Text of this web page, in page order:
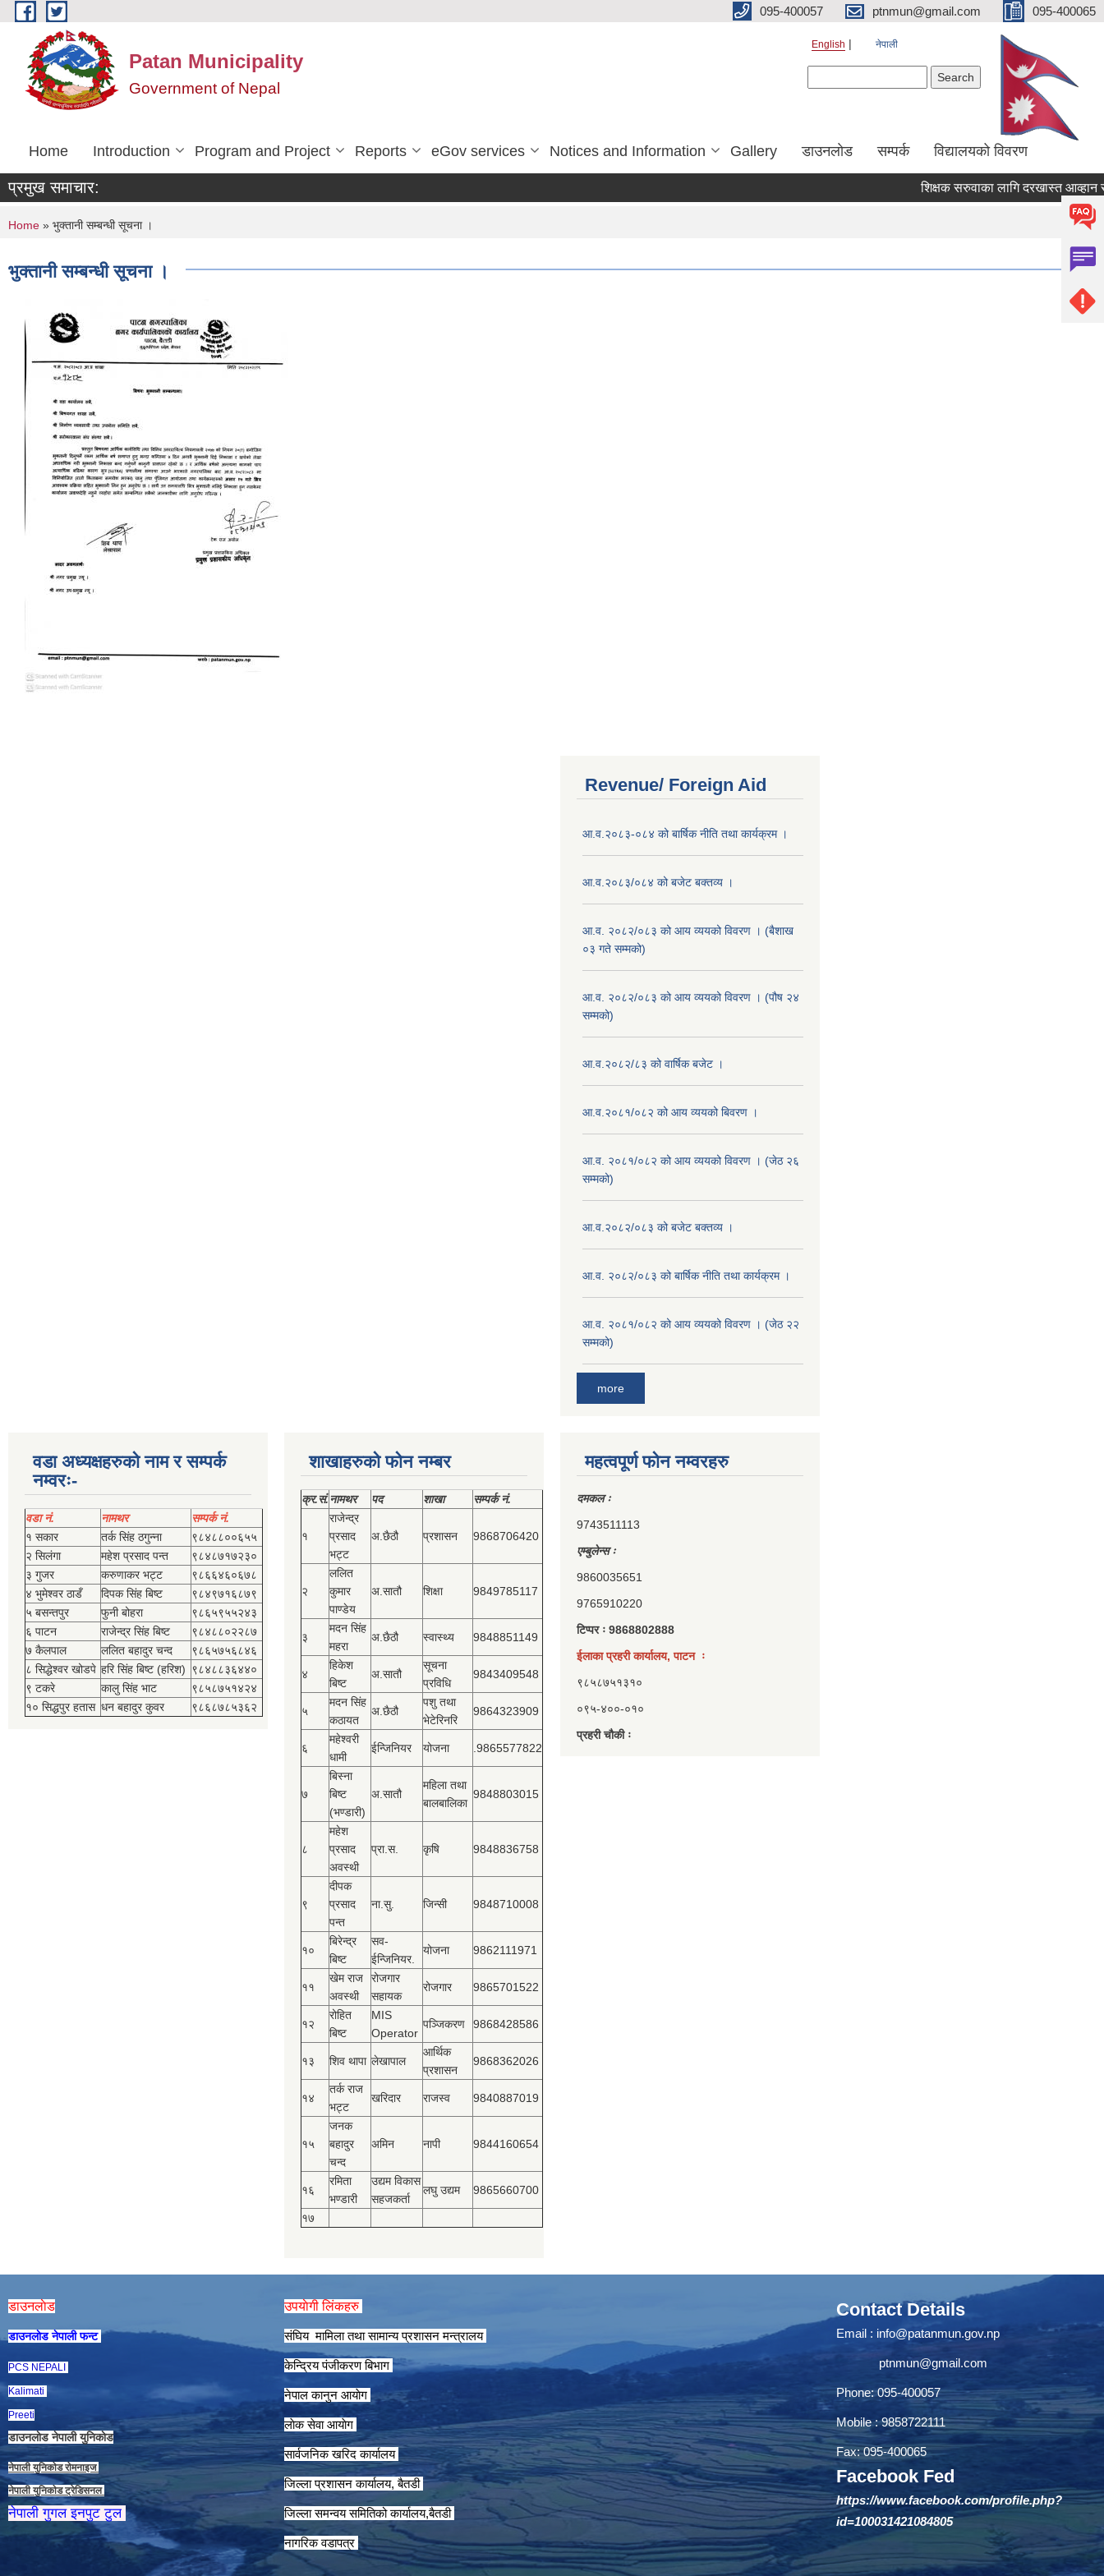
Skip to main content 095-400057 ptnmun@gmail.com 095-400065
Patan Municipality
Government of Nepal
English नेपाली
Home Introduction Program and Project Reports eGov services Notices and Information Gallery डाउनलाेड सम्पर्क विद्यालयको विवरण
प्रमुख समाचार: शिक्षक सरुवाका लागि दरखास्त आव्हान
You are here
Home » भुक्तानी सम्बन्धी सूचना ।
भुक्तानी सम्बन्धी सूचना ।
Revenue/ Foreign Aid
आ.व.२०८३-०८४ को बार्षिक नीति तथा कार्यक्रम ।
आ.व.२०८३/०८४ को बजेट बक्तव्य ।
आ.व. २०८२/०८३ को आय व्ययको विवरण । (बैशाख
०३ गते सम्मको)
आ.व. २०८२/०८३ को आय व्ययको विवरण । (पौष २४
सम्मको)
आ.व.२०८२/८३ को वार्षिक बजेट ।
आ.व.२०८१/०८२ को आय व्ययको बिवरण ।
आ.व. २०८१/०८२ को आय व्ययको विवरण । (जेठ २६
सम्मको)
आ.व.२०८२/०८३ को बजेट बक्तव्य ।
आ.व. २०८२/०८३ को बार्षिक नीति तथा कार्यक्रम ।
आ.व. २०८१/०८२ को आय व्ययको विवरण । (जेठ २२
सम्मको)
more
वडा अध्यक्षहरुको नाम र सम्पर्क
नम्वरः-
वडा नं. नामथर
सम्पर्क नं.
१ सकार
तर्क सिंह ठगुन्‍ना
९८४८८००६५५
२ सिलंगा
महेश प्रसाद पन्त
९८४८७१७२३०
३ गुजर
करुणाकर भट्ट
९८६६४६०६७८
४ भुमेश्‍वर ठाडँ
दिपक सिंह बिष्‍ट
९८४९७१६८७९
५ बसन्तपुर
फुनी बोहरा
९८६५९५५२४३
६ पाटन
राजेन्द्र सिंह बिष्‍ट
९८४८८०२२८७
७ कैलपाल
ललित बहादुर चन्द
९८६५७५६८४६
८ सिद्धेश्‍वर खोडपे हरि सिंह बिष्‍ट (हरिश) ९८४८८३६४४०
९ टकरे
कालु सिंह भाट
९८५८७५१४२४
१० सिद्धपुर हतास धन बहादुर कुवर ९८६८७८५३६२
शाखाहरुको फोन नम्बर
क्र.सं.नामथर पद शाखा सम्‍पर्क नं.
१
राजेन्द्र
प्रसाद
भट्ट
अ.छैठौ प्रशासन 9868706420
२
ललित
कुमार
पाण्डेय
अ.सातौ शिक्षा 9849785117
३
मदन सिंह
महरा
अ.छैठौ स्वास्थ्य 9848851149
४
हिकेश
बिष्‍ट
अ.सातौ
सूचना
प्रविधि
9843409548
५
मदन सिंह
कठायत
अ.छैठौ
पशु तथा
भेटेरिनरि
9864323909
६
महेश्‍वरी
धामी
ईन्जिनियर योजना .9865577822
७
बिस्‍ना
बिष्‍ट
(भण्डारी)
अ.सातौ
महिला तथा
बालबालिका
9848803015
८
महेश
प्रसाद
अवस्थी
प्रा.स. कृषि 9848836758
९
दीपक
प्रसाद
पन्त
ना.सु. जिन्सी 9848710008
१०
बिरेन्द्र
बिष्‍ट
सव-
ईन्जिनियर.
योजना 9862111971
११
खेम राज
अवस्थी
रोजगार
सहायक
रोजगार 9865701522
१२
रोहित
बिष्‍ट
MIS
Operator
पञ्‍जिकरण 9868428586
१३ शिव थापा लेखापाल
आर्थिक
प्रशासन
9868362026
१४
तर्क राज
भट्ट
खरिदार राजस्‍व 9840887019
१५
जनक
बहादुर
चन्द
अमिन नापी 9844160654
१६
रमिता
भण्डारी
उद्यम विकास
सहजकर्ता
लघु उद्यम 9865660700
१७
महत्वपूर्ण फोन नम्वरहरु
दमकल ः
9743511113
एम्बुलेन्स ः
9860035651
9765910220
टिप्पर ः 9868802888
ईलाका प्रहरी कार्यालय, पाटन ः
९८५८७५१३१०
०९५-४००-०१०
प्रहरी चौकी ः
डाउनलाेड
डाउनलाेड नेपाली फन्ट
PCS NEPALI
Kalimati
Preeti
डाउनलाेड नेपाली युनिकाेड
नेपाली युनिकाेड राेमनाइज
नेपाली युनिकाेड ट्रेडिसनल
नेपाली गुगल इनपुट टुल
उपयाेगी लिंकहरु
संघिय मामिला तथा सामान्य प्रशासन मन्त्रालय
केन्द्रिय पंजीकरण बिभाग
नेपाल कानुन आयाेग
लाेक सेवा आयाेग
सार्वजनिक खरिद कार्यालय
जिल्ला प्रशासन कार्यालय, बैतडी
जिल्ला समन्वय समितिको कार्यालय,बैतडी
नागरिक वडापत्र
Contact Details
Email : info@patanmun.gov.np
ptnmun@gmail.com
Phone: 095-400057
Mobile : 9858722111
Fax: 095-400065
Facebook Fed
https://www.facebook.com/profile.php?
id=100031421084805